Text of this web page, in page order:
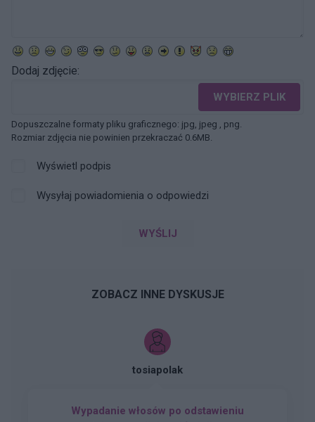
Dodaj zdjęcie:
WYBIERZ PLIK
Dopuszczalne formaty pliku graficznego: jpg, jpeg , png.
Rozmiar zdjęcia nie powinien przekraczać 0.6MB.
Wyświetl podpis
Wysyłaj powiadomienia o odpowiedzi
WYŚLIJ
ZOBACZ INNE DYSKUSJE
tosiapolak
Wypadanie włosów po odstawieniu